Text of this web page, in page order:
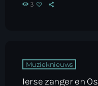
3
Muzieknieuws
Ierse zanger en